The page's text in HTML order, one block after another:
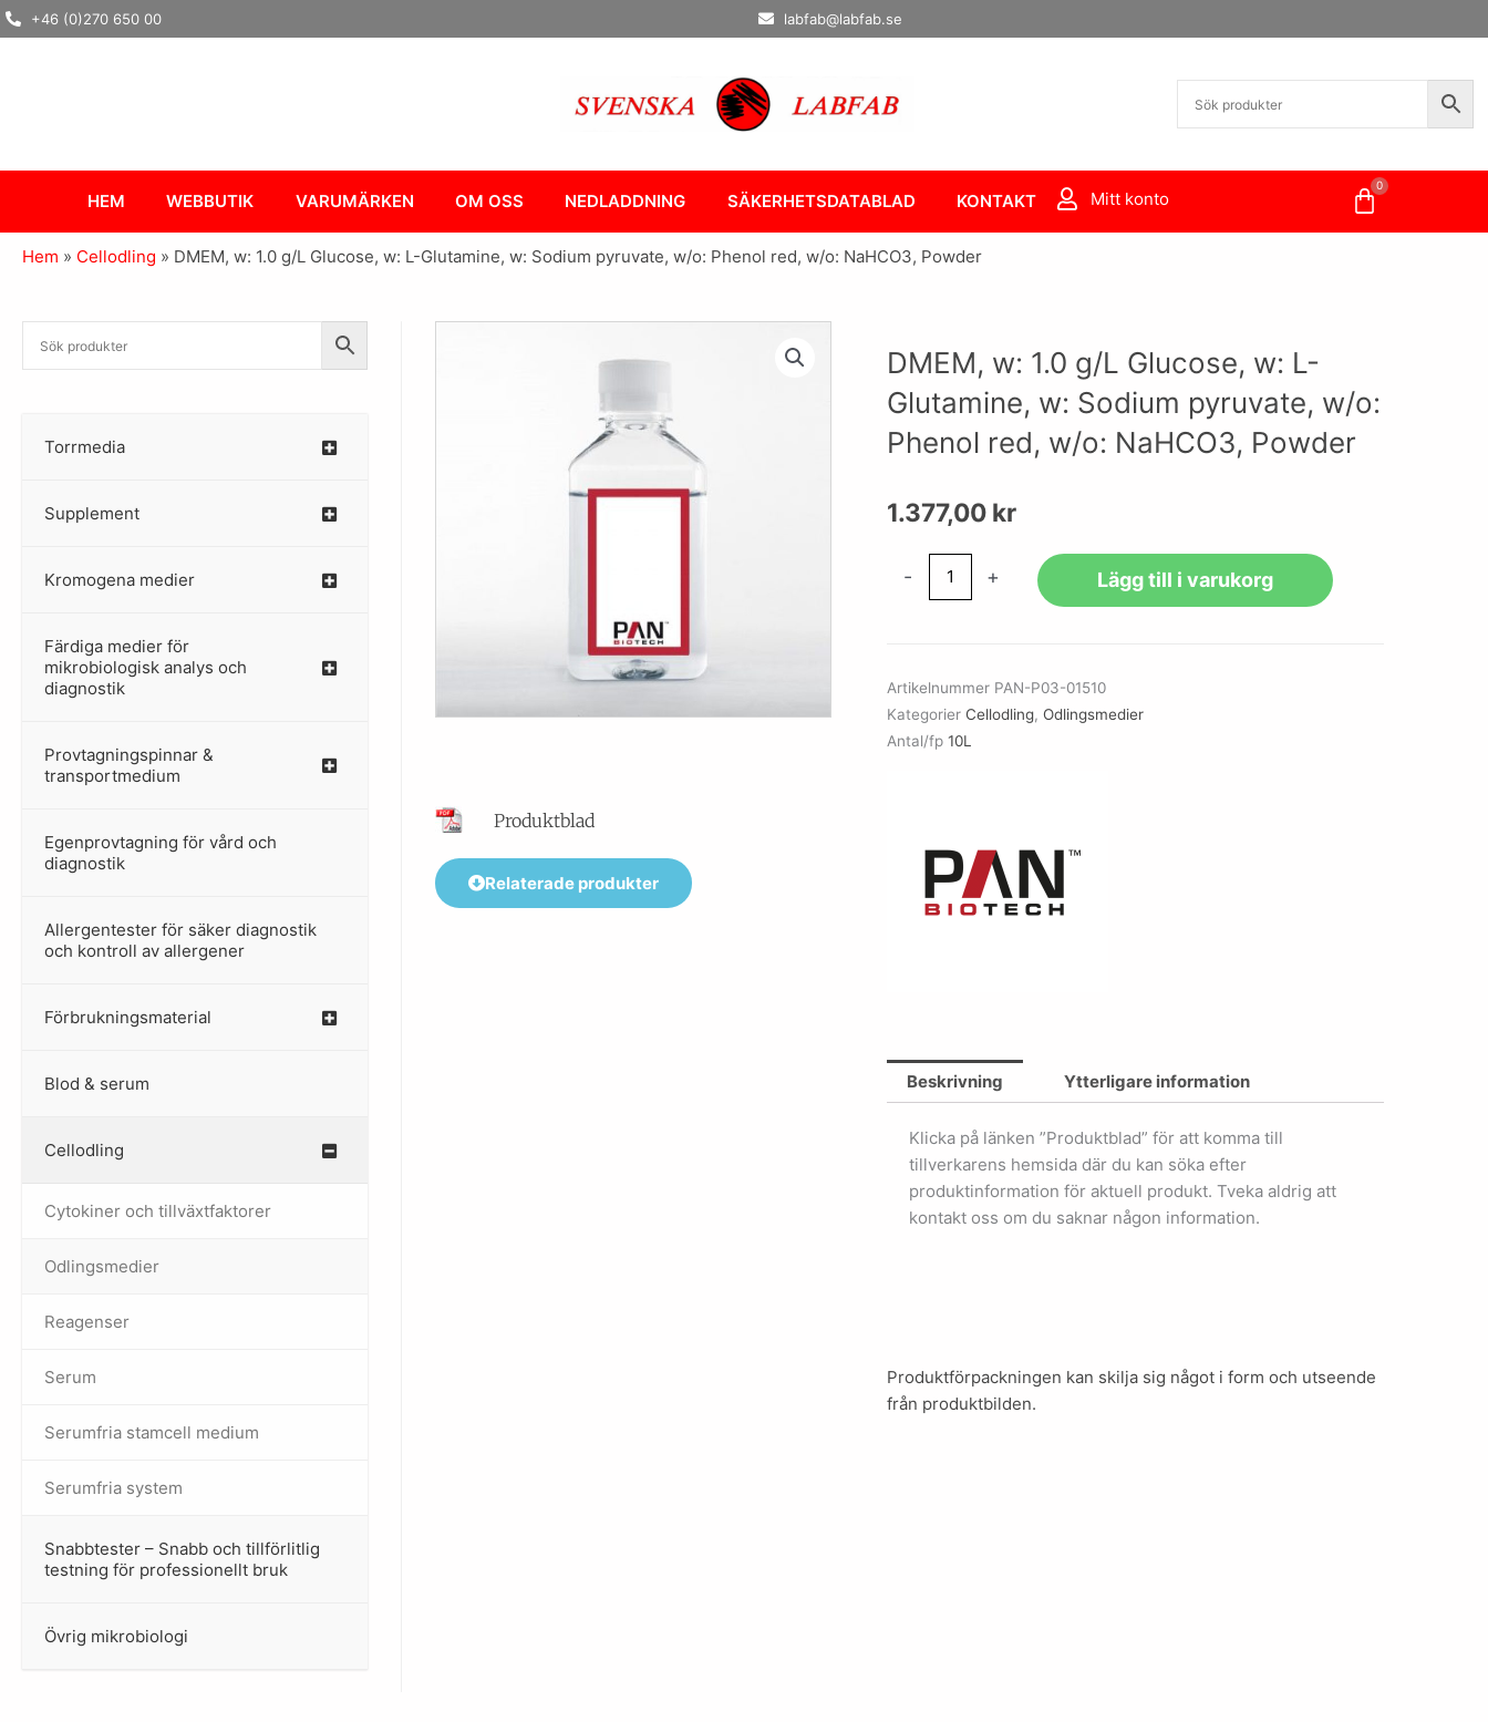
Hoppa
till
+46 (0)270 650 00 labfab@labfab.se
HEM WEBBUTIK VARUMÄRKEN OM OSS NEDLADDNING SÄKERHETSDATABLAD KONTAKT Mitt konto
0
Varukorg
Hem » Cellodling » DMEM, w: 1.0 g/L Glucose, w: L-Glutamine, w: Sodium pyruvate, w/o: Phenol red, w/o: NaHCO3, Powder
Torrmedia
–
Supplement
–
Kromogena medier
–
Färdiga medier för
mikrobiologisk analys och
diagnostik
Provtagningspinnar &
transportmedium
–
Egenprovtagning för vård och
diagnostik
–
Allergentester för säker diagnostik
och kontroll av allergener
–
Förbrukningsmaterial
Blod & serum
Cellodling
–
Cytokiner och tillväxtfaktorer
Odlingsmedier
Reagenser
Serum
Serumfria stamcell medium
Serumfria system
Snabbtester – Snabb och tillförlitlig
testning för professionellt bruk
–
Övrig mikrobiologi
–
Produktblad
Relaterade produkter
DMEM, w: 1.0 g/L Glucose, w: L-
Glutamine, w: Sodium pyruvate, w/o:
Phenol red, w/o: NaHCO3, Powder
1.377,00 kr
-
w:
L-
Glutamine,
Phenol
+ Lägg till i varukorg
Artikelnummer PAN-P03-01510
Kategorier Cellodling, Odlingsmedier
Antal/fp 10L
Beskrivning Ytterligare information
Klicka på länken ”Produktblad” för att komma till
tillverkarens hemsida där du kan söka efter
produktinformation för aktuell produkt. Tveka aldrig att
kontakt oss om du saknar någon information.
Produktförpackningen kan skilja sig något i form och utseende
från produktbilden.